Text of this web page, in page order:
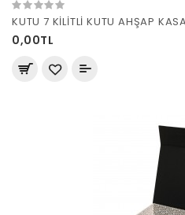
KUTU 7 KİLİTLİ KUTU AHŞAP
0,00TL